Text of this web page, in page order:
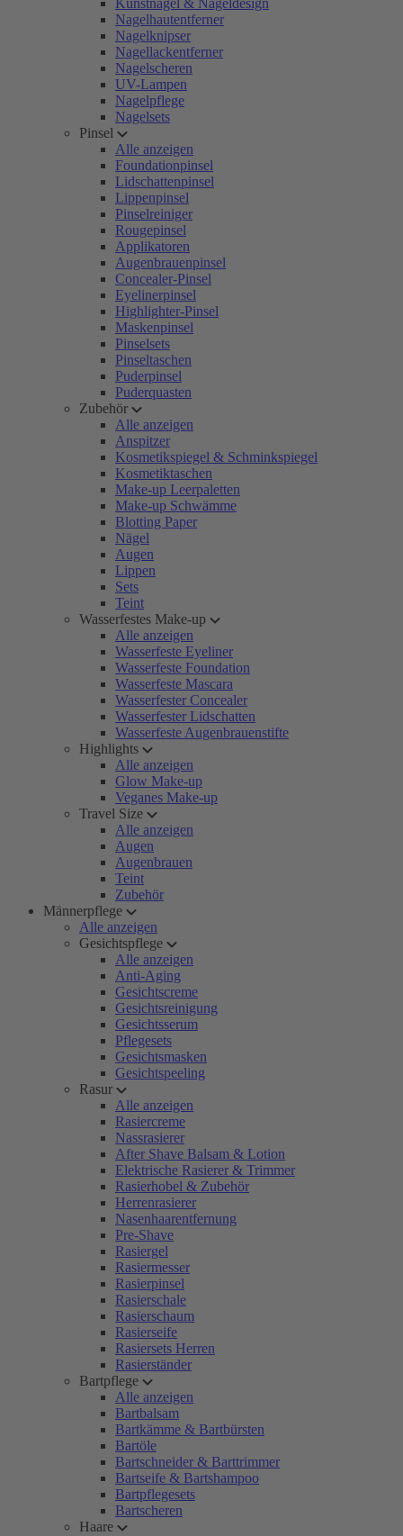
Kunstnägel & Nageldesign
Nagelhautentferner
Nagelknipser
Nagellackentferner
Nagelscheren
UV-Lampen
Nagelpflege
Nagelsets
Pinsel
Alle anzeigen
Foundationpinsel
Lidschattenpinsel
Lippenpinsel
Pinselreiniger
Rougepinsel
Applikatoren
Augenbrauenpinsel
Concealer-Pinsel
Eyelinerpinsel
Highlighter-Pinsel
Maskenpinsel
Pinselsets
Pinseltaschen
Puderpinsel
Puderquasten
Zubehör
Alle anzeigen
Anspitzer
Kosmetikspiegel & Schminkspiegel
Kosmetiktaschen
Make-up Leerpaletten
Make-up Schwämme
Blotting Paper
Nägel
Augen
Lippen
Sets
Teint
Wasserfestes Make-up
Alle anzeigen
Wasserfeste Eyeliner
Wasserfeste Foundation
Wasserfeste Mascara
Wasserfester Concealer
Wasserfester Lidschatten
Wasserfeste Augenbrauenstifte
Highlights
Alle anzeigen
Glow Make-up
Veganes Make-up
Travel Size
Alle anzeigen
Augen
Augenbrauen
Teint
Zubehör
Männerpflege
Alle anzeigen
Gesichtspflege
Alle anzeigen
Anti-Aging
Gesichtscreme
Gesichtsreinigung
Gesichtsserum
Pflegesets
Gesichtsmasken
Gesichtspeeling
Rasur
Alle anzeigen
Rasiercreme
Nassrasierer
After Shave Balsam & Lotion
Elektrische Rasierer & Trimmer
Rasierhobel & Zubehör
Herrenrasierer
Nasenhaarentfernung
Pre-Shave
Rasiergel
Rasiermesser
Rasierpinsel
Rasierschale
Rasierschaum
Rasierseife
Rasiersets Herren
Rasierständer
Bartpflege
Alle anzeigen
Bartbalsam
Bartkämme & Bartbürsten
Bartöle
Bartschneider & Barttrimmer
Bartseife & Bartshampoo
Bartpflegesets
Bartscheren
Haare